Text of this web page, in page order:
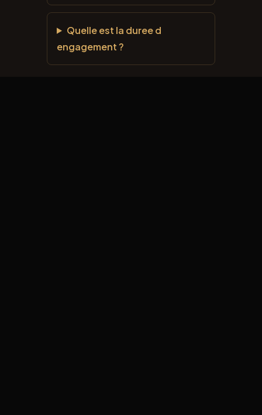
Quelle est la duree d
engagement ?